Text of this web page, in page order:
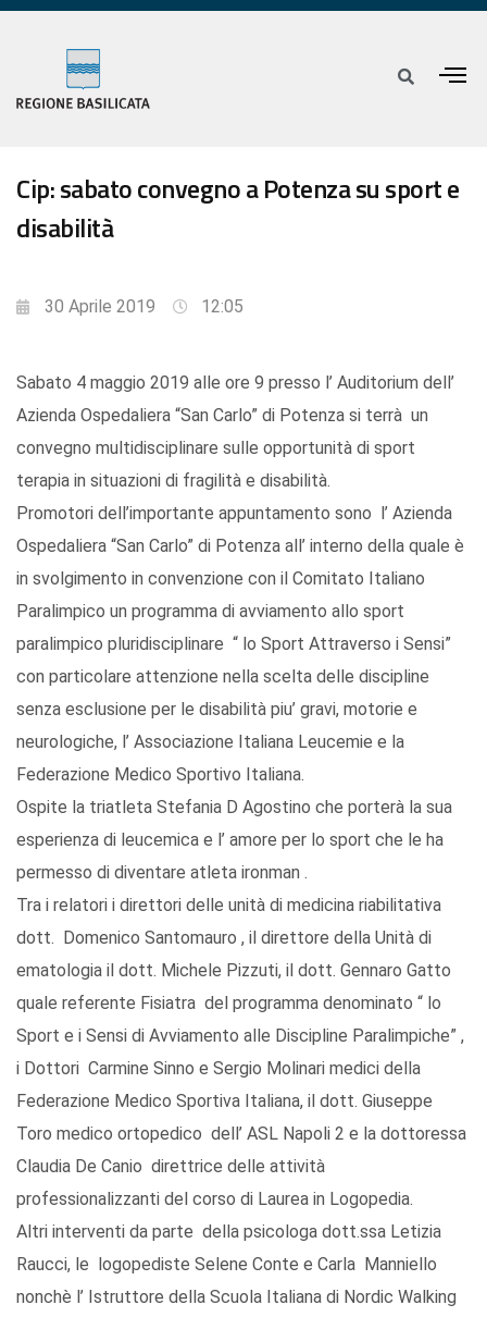
Cip: sabato convegno a Potenza su sport e
disabilità
30 Aprile 2019 12:05
Sabato 4 maggio 2019 alle ore 9 presso l’ Auditorium dell’
Azienda Ospedaliera “San Carlo” di Potenza si terrà un
convegno multidisciplinare sulle opportunità di sport
terapia in situazioni di fragilità e disabilità.
Promotori dell’importante appuntamento sono l’ Azienda
Ospedaliera “San Carlo” di Potenza all’ interno della quale è
in svolgimento in convenzione con il Comitato Italiano
Paralimpico un programma di avviamento allo sport
paralimpico pluridisciplinare “ lo Sport Attraverso i Sensi”
con particolare attenzione nella scelta delle discipline
senza esclusione per le disabilità piu’ gravi, motorie e
neurologiche, l’ Associazione Italiana Leucemie e la
Federazione Medico Sportivo Italiana.
Ospite la triatleta Stefania D Agostino che porterà la sua
esperienza di leucemica e l’ amore per lo sport che le ha
permesso di diventare atleta ironman .
Tra i relatori i direttori delle unità di medicina riabilitativa
dott. Domenico Santomauro , il direttore della Unità di
ematologia il dott. Michele Pizzuti, il dott. Gennaro Gatto
quale referente Fisiatra del programma denominato “ lo
Sport e i Sensi di Avviamento alle Discipline Paralimpiche” ,
i Dottori Carmine Sinno e Sergio Molinari medici della
Federazione Medico Sportiva Italiana, il dott. Giuseppe
Toro medico ortopedico dell’ ASL Napoli 2 e la dottoressa
Claudia De Canio direttrice delle attività
professionalizzanti del corso di Laurea in Logopedia.
Altri interventi da parte della psicologa dott.ssa Letizia
Raucci, le logopediste Selene Conte e Carla Manniello
nonchè l’ Istruttore della Scuola Italiana di Nordic Walking